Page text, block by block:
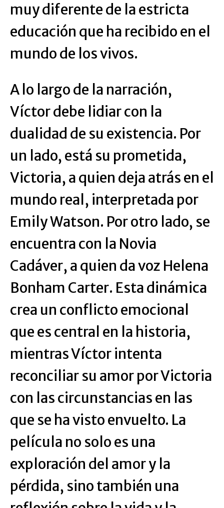
muy diferente de la estricta
educación que ha recibido en el
mundo de los vivos.
A lo largo de la narración,
Víctor debe lidiar con la
dualidad de su existencia. Por
un lado, está su prometida,
Victoria, a quien deja atrás en el
mundo real, interpretada por
Emily Watson. Por otro lado, se
encuentra con la Novia
Cadáver, a quien da voz Helena
Bonham Carter. Esta dinámica
crea un conflicto emocional
que es central en la historia,
mientras Víctor intenta
reconciliar su amor por Victoria
con las circunstancias en las
que se ha visto envuelto. La
película no solo es una
exploración del amor y la
pérdida, sino también una